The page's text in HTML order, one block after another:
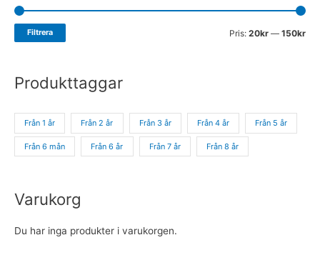
Filtrera Pris: 20kr — 150kr
Produkttaggar
Från 1 år Från 2 år Från 3 år Från 4 år Från 5 år
Från 6 mån Från 6 år Från 7 år Från 8 år
Varukorg
Du har inga produkter i varukorgen.